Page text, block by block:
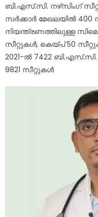
ബി.എസ്.സി. നഴ്‌സിംഗ്
സര്‍ക്കാര്‍ മേഖലയില്‍ 400
നിയന്ത്രണത്തിലുള്ള
സീറ്റുകള്‍, കെയ്പ് 50
2021-ല്‍ 7422 ബി.എസ്.സി.
9821 സീറ്റുകള്‍